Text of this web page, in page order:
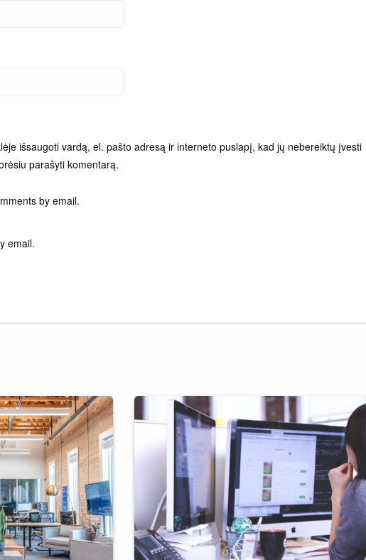
išsaugoti vardą, el. pašto adresą ir interneto puslapį, kad jų nebereiktų įvesti
parašyti komentarą.
by email.
email.